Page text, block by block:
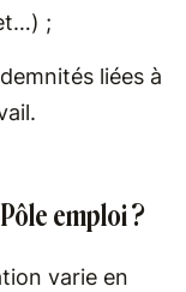
;
liées à
emploi ?
varie en